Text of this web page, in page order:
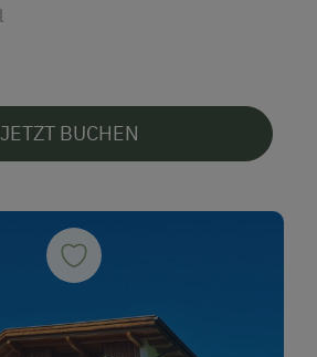
JETZT BUCHEN